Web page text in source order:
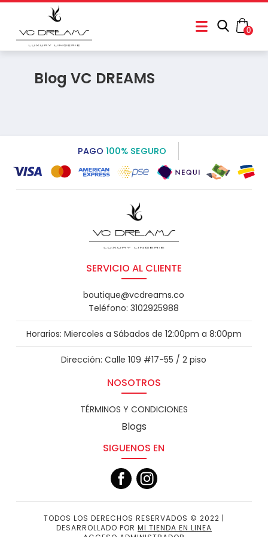
0
Blog VC DREAMS
PAGO 100% SEGURO
SERVICIO AL CLIENTE
boutique@vcdreams.co
Teléfono: 3102925988
Horarios: Miercoles a Sábados de 12:00pm a 8:00pm
Dirección: Calle 109 #17-55 / 2 piso
NOSOTROS
TÉRMINOS Y CONDICIONES
Blogs
SIGUENOS EN
TODOS LOS DERECHOS RESERVADOS © 2022 |
DESARROLLADO POR MI TIENDA EN LINEA